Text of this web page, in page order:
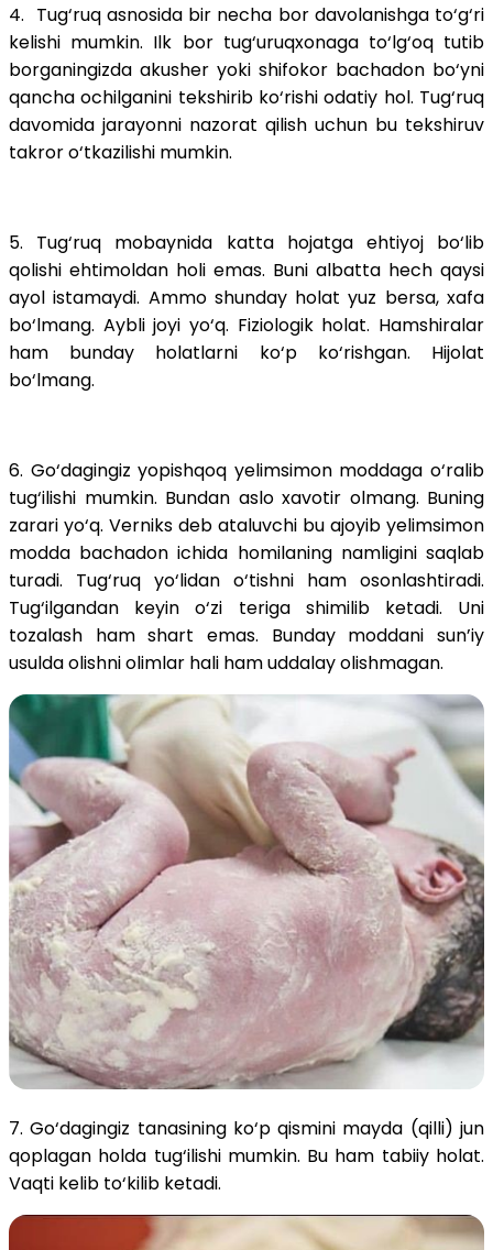
4. Tug‘ruq asnosida bir necha bor davolanishga to‘g‘ri
kelishi mumkin. Ilk bor tug‘uruqxonaga to‘lg‘oq tutib
borganingizda akusher yoki shifokor bachadon bo‘yni
qancha ochilganini tekshirib ko‘rishi odatiy hol. Tug‘ruq
davomida jarayonni nazorat qilish uchun bu tekshiruv
takror o‘tkazilishi mumkin.
5. Tug‘ruq mobaynida katta hojatga ehtiyoj bo‘lib
qolishi ehtimoldan holi emas. Buni albatta hech qaysi
ayol istamaydi. Ammo shunday holat yuz bersa, xafa
bo‘lmang. Aybli joyi yo‘q. Fiziologik holat. Hamshiralar
ham bunday holatlarni ko‘p ko‘rishgan. Hijolat
bo‘lmang.
6. Go‘dagingiz yopishqoq yelimsimon moddaga o‘ralib
tug‘ilishi mumkin. Bundan aslo xavotir olmang. Buning
zarari yo‘q. Verniks deb ataluvchi bu ajoyib yelimsimon
modda bachadon ichida homilaning namligini saqlab
turadi. Tug‘ruq yo‘lidan o‘tishni ham osonlashtiradi.
Tug‘ilgandan keyin o‘zi teriga shimilib ketadi. Uni
tozalash ham shart emas. Bunday moddani sun’iy
usulda olishni olimlar hali ham uddalay olishmagan.
7. Go‘dagingiz tanasining ko‘p qismini mayda (qilli) jun
qoplagan holda tug‘ilishi mumkin. Bu ham tabiiy holat.
Vaqti kelib to‘kilib ketadi.